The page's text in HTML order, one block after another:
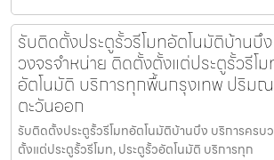
รับติดตั้งประตูรั้วรีโมทอัตโนมัติบ้านบึ
วงจรจำหน่าย ติดตั้งตั้งแต่ประตูรั้วรีโ
อัตโนมัติ บริการทุกพื้นกรุงเทพ ปริม
ตะวันออก
รับติดตั้งประตูรั้วรีโมทอัตโนมัติบ้านบึง บริการครบ
ตั้งแต่ประตูรั้วรีโมท, ประตูรั้วอัตโนมัติ บริการทุก